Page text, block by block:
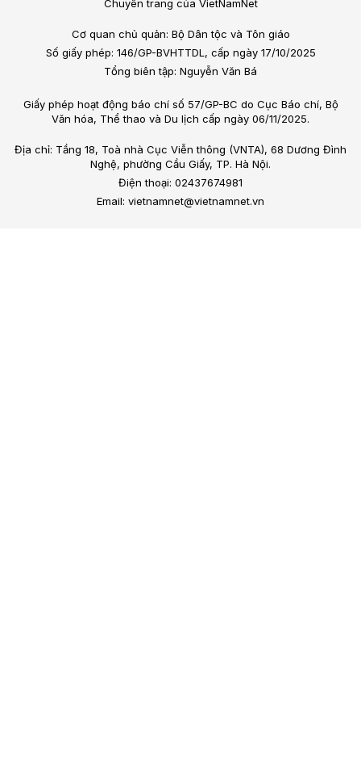
Chuyên trang của VietNamNet
Cơ quan chủ quản: Bộ Dân tộc và Tôn giáo
Số giấy phép: 146/GP-BVHTTDL, cấp ngày 17/10/2025
Tổng biên tập: Nguyễn Văn Bá
Giấy phép hoạt động báo chí số 57/GP-BC do Cục Báo chí, Bộ
Văn hóa, Thể thao và Du lịch cấp ngày 06/11/2025.
Địa chỉ: Tầng 18, Toà nhà Cục Viễn thông (VNTA), 68 Dương Đình
Nghệ, phường Cầu Giấy, TP. Hà Nội.
Điện thoại: 02437674981
Email: vietnamnet@vietnamnet.vn